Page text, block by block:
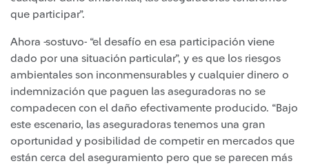
que participar”.
Ahora -sostuvo- “el desafío en esa participación viene
dado por una situación particular”, y es que los riesgos
ambientales son inconmensurables y cualquier dinero o
indemnización que paguen las aseguradoras no se
compadecen con el daño efectivamente producido. “Bajo
este escenario, las aseguradoras tenemos una gran
oportunidad y posibilidad de competir en mercados que
están cerca del aseguramiento pero que se parecen más